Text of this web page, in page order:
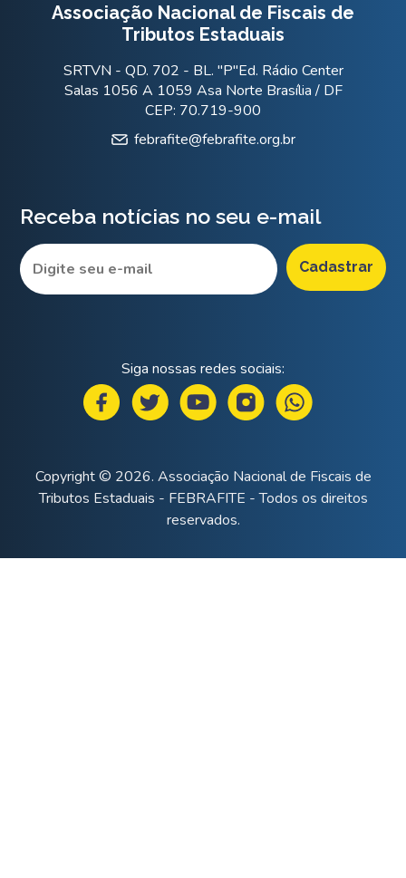
Associação Nacional de Fiscais de
Tributos Estaduais
SRTVN - QD. 702 - BL. "P"Ed. Rádio Center
Salas 1056 A 1059 Asa Norte Brasília / DF
CEP: 70.719-900
febrafite@febrafite.org.br
Receba notícias no seu e-mail
Siga nossas redes sociais:
Copyright © 2026. Associação Nacional de Fiscais de
Tributos Estaduais - FEBRAFITE - Todos os direitos
reservados.